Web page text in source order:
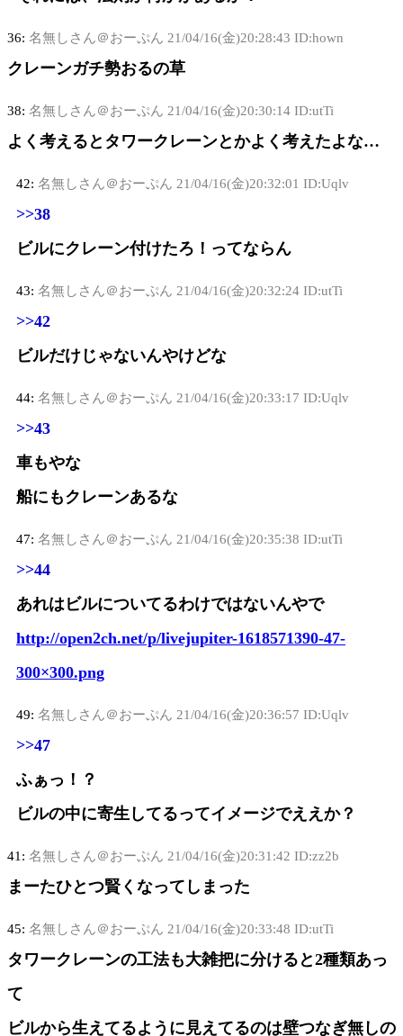
36: 名無しさん＠おーぷん 21/04/16(金)20:28:43 ID:hown
クレーンガチ勢おるの草
38: 名無しさん＠おーぷん 21/04/16(金)20:30:14 ID:utTi
よく考えるとタワークレーンとかよく考えたよな…
42: 名無しさん＠おーぷん 21/04/16(金)20:32:01 ID:Uqlv
>>38
ビルにクレーン付けたろ！ってならん
43: 名無しさん＠おーぷん 21/04/16(金)20:32:24 ID:utTi
>>42
ビルだけじゃないんやけどな
44: 名無しさん＠おーぷん 21/04/16(金)20:33:17 ID:Uqlv
>>43
車もやな
船にもクレーンあるな
47: 名無しさん＠おーぷん 21/04/16(金)20:35:38 ID:utTi
>>44
あれはビルについてるわけではないんやで
http://open2ch.net/p/livejupiter-1618571390-47-
300×300.png
49: 名無しさん＠おーぷん 21/04/16(金)20:36:57 ID:Uqlv
>>47
ふぁっ！？
ビルの中に寄生してるってイメージでええか？
41: 名無しさん＠おーぷん 21/04/16(金)20:31:42 ID:zz2b
まーたひとつ賢くなってしまった
45: 名無しさん＠おーぷん 21/04/16(金)20:33:48 ID:utTi
タワークレーンの工法も大雑把に分けると2種類あっ
て
ビルから生えてるように見えてるのは壁つなぎ無しの